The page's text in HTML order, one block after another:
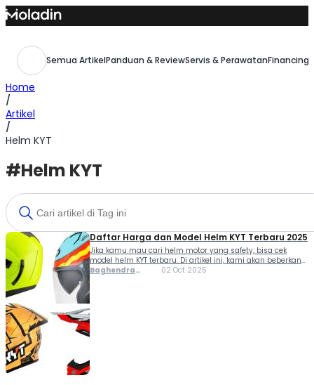
Skip
to
Semua ArtikelPanduan & ReviewServis & Perawatan
Home
/
Artikel
/
Helm KYT
#Helm KYT
Daftar Harga dan Model Helm KYT Terbaru 2025
Jika kamu mau cari helm motor yang safety, bisa cek
model helm KYT terbaru. Di artikel ini, kami akan beberkan
seluruh produk helm dari KYT yang dijual di Indonesia
Baghendra
02 Oct 2025